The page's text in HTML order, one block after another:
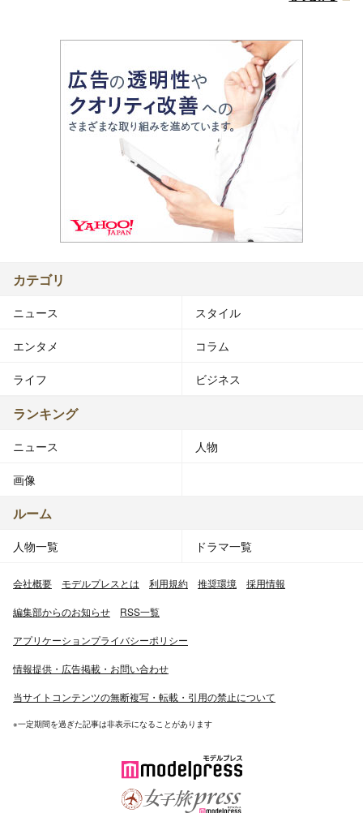
カテゴリ
ニュース スタイル
エンタメ コラム
ライフ ビジネス
ランキング
ニュース 人物
画像
ルーム
人物一覧 ドラマ一覧
会社概要 モデルプレスとは 利用規約 推奨環境 採用情報
編集部からのお知らせ RSS一覧
アプリケーションプライバシーポリシー
情報提供・広告掲載・お問い合わせ
当サイトコンテンツの無断複写・転載・引用の禁止について
※一定期間を過ぎた記事は非表示になることがあります